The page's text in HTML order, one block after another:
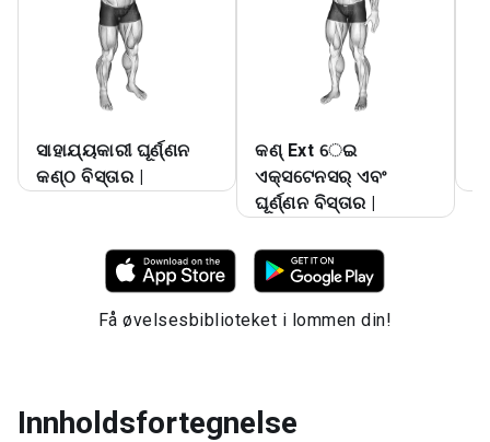
ସାହାଯ୍ୟକାରୀ ଘୂର୍ଣ୍ଣନ
କଣ୍ଠ ବିସ୍ତାର |
କଣ୍ Ext େଇ
ଏକ୍ସଟେନସର୍ ଏବଂ
ଘୂର୍ଣ୍ଣନ ବିସ୍ତାର |
Få øvelsesbiblioteket i lommen din!
Innholdsfortegnelse